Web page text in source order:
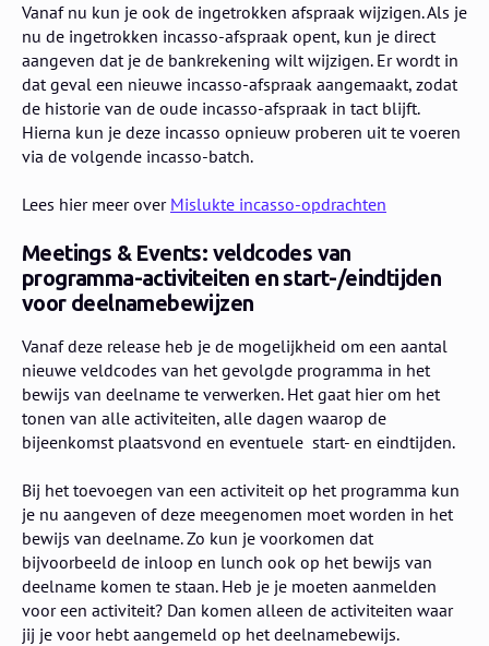
Vanaf nu kun je ook de ingetrokken afspraak wijzigen. Als je
nu de ingetrokken incasso-afspraak opent, kun je direct
aangeven dat je de bankrekening wilt wijzigen. Er wordt in
dat geval een nieuwe incasso-afspraak aangemaakt, zodat
de historie van de oude incasso-afspraak in tact blijft.
Hierna kun je deze incasso opnieuw proberen uit te voeren
via de volgende incasso-batch.
Lees hier meer over Mislukte incasso-opdrachten
Meetings & Events: veldcodes van
programma-activiteiten en start-/eindtijden
voor deelnamebewijzen
Vanaf deze release heb je de mogelijkheid om een aantal
nieuwe veldcodes van het gevolgde programma in het
bewijs van deelname te verwerken. Het gaat hier om het
tonen van alle activiteiten, alle dagen waarop de
bijeenkomst plaatsvond en eventuele start- en eindtijden.
Bij het toevoegen van een activiteit op het programma kun
je nu aangeven of deze meegenomen moet worden in het
bewijs van deelname. Zo kun je voorkomen dat
bijvoorbeeld de inloop en lunch ook op het bewijs van
deelname komen te staan. Heb je je moeten aanmelden
voor een activiteit? Dan komen alleen de activiteiten waar
jij je voor hebt aangemeld op het deelnamebewijs.